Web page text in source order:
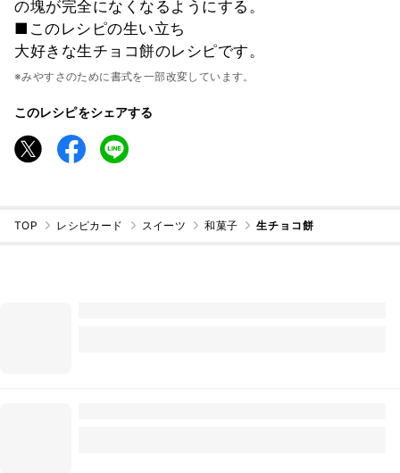
の塊が完全になくなるようにする。
■このレシピの生い立ち
大好きな生チョコ餅のレシピです。
※みやすさのために書式を一部改変しています。
このレシピをシェアする
TOP レシピカード スイーツ 和菓子 生チョコ餅